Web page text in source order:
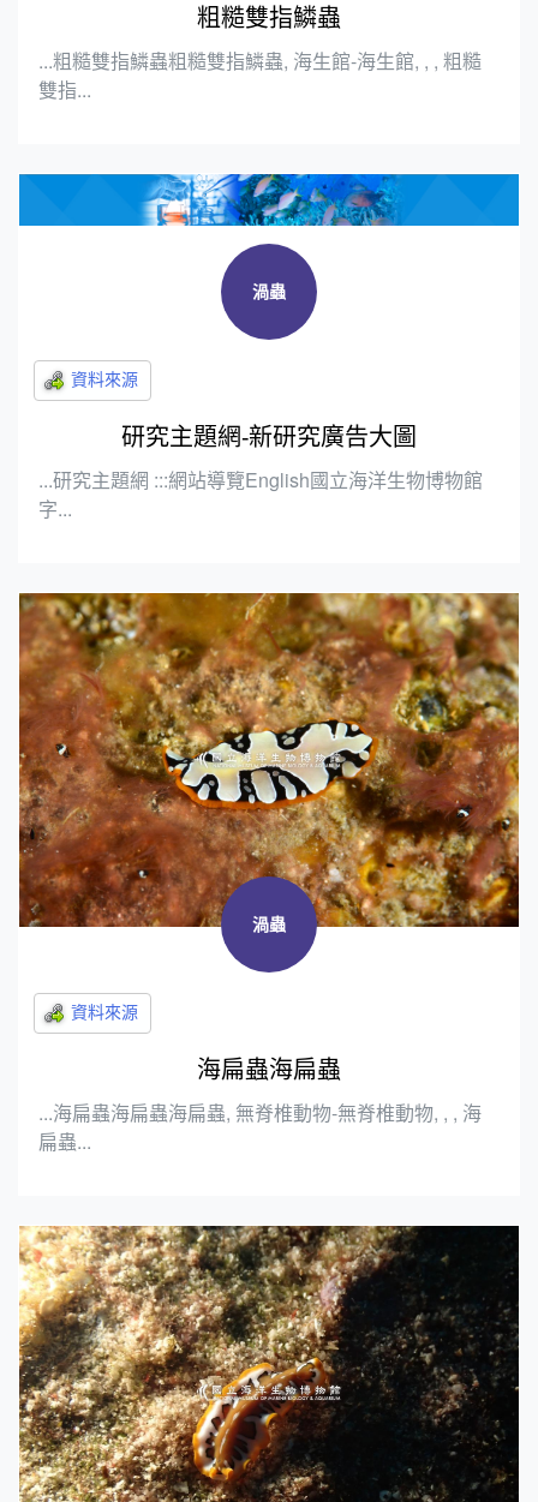
粗糙雙指鱗蟲
...粗糙雙指鱗蟲粗糙雙指鱗蟲, 海生館-海生館, , , 粗糙
雙指...
渦蟲
研究主題網-新研究廣告大圖
...研究主題網 :::網站導覽English國立海洋生物博物館
字...
渦蟲
海扁蟲海扁蟲
...海扁蟲海扁蟲海扁蟲, 無脊椎動物-無脊椎動物, , , 海
扁蟲...